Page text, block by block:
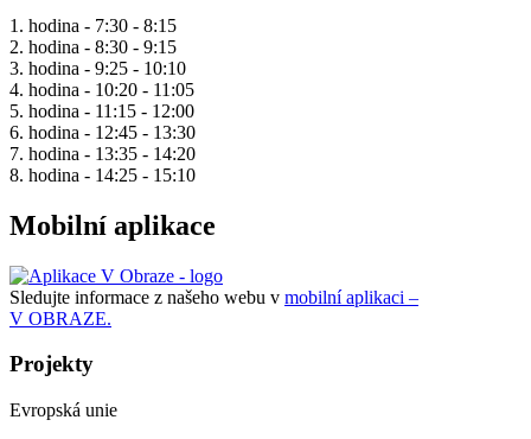
1. hodina - 7:30 - 8:15
2. hodina - 8:30 - 9:15
3. hodina - 9:25 - 10:10
4. hodina - 10:20 - 11:05
5. hodina - 11:15 - 12:00
6. hodina - 12:45 - 13:30
7. hodina - 13:35 - 14:20
8. hodina - 14:25 - 15:10
Mobilní aplikace
Sledujte informace z našeho webu v mobilní aplikaci –
V OBRAZE.
Projekty
Evropská unie